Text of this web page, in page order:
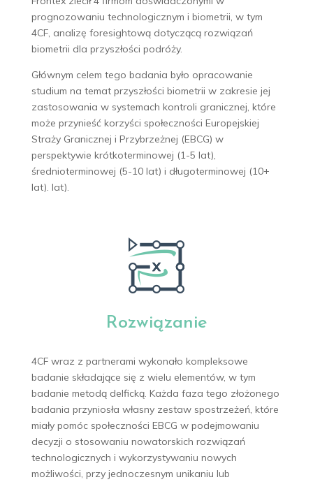
prognozowaniu technologicznym i biometrii, w tym
4CF, analizę foresightową dotyczącą rozwiązań
biometrii dla przyszłości podróży.
Głównym celem tego badania było opracowanie
studium na temat przyszłości biometrii w zakresie jej
zastosowania w systemach kontroli granicznej, które
może przynieść korzyści społeczności Europejskiej
Straży Granicznej i Przybrzeżnej (EBCG) w
perspektywie krótkoterminowej (1-5 lat),
średnioterminowej (5-10 lat) i długoterminowej (10+
lat). lat).
Rozwiązanie
4CF wraz z partnerami wykonało kompleksowe
badanie składające się z wielu elementów, w tym
badanie metodą delficką. Każda faza tego złożonego
badania przyniosła własny zestaw spostrzeżeń, które
miały pomóc społeczności EBCG w podejmowaniu
decyzji o stosowaniu nowatorskich rozwiązań
technologicznych i wykorzystywaniu nowych
możliwości, przy jednoczesnym unikaniu lub